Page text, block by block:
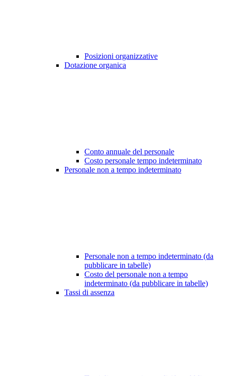
Posizioni organizzative
Dotazione organica
Conto annuale del personale
Costo personale tempo indeterminato
Personale non a tempo indeterminato
Personale non a tempo indeterminato (da
pubblicare in tabelle)
Costo del personale non a tempo
indeterminato (da pubblicare in tabelle)
Tassi di assenza